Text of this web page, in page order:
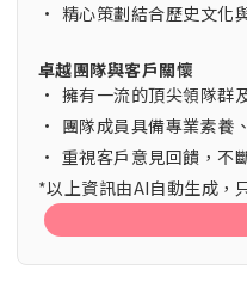
• 精心策劃結合歷史文化
卓越團隊與客戶關懷
• 擁有一流的頂尖領隊群
• 團隊成員具備專業素養
• 重視客戶意見回饋，不
*以上資訊由AI自動生成，